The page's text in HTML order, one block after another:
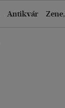
Antikvár